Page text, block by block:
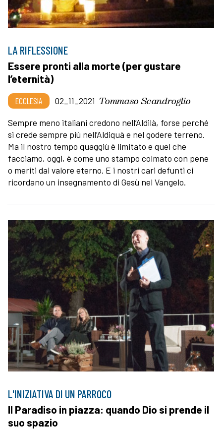
LA RIFLESSIONE
Essere pronti alla morte (per gustare
l’eternità)
ECCLESIA 02_11_2021 Tommaso Scandroglio
Sempre meno italiani credono nell’Aldilà, forse perché
si crede sempre più nell’Aldiquà e nel godere terreno.
Ma il nostro tempo quaggiù è limitato e quel che
facciamo, oggi, è come uno stampo colmato con pene
o meriti dal valore eterno. E i nostri cari defunti ci
ricordano un insegnamento di Gesù nel Vangelo.
L'INIZIATIVA DI UN PARROCO
Il Paradiso in piazza: quando Dio si prende il
suo spazio